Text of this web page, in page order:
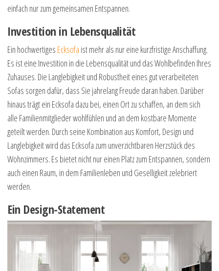
einfach nur zum gemeinsamen Entspannen.
Investition in Lebensqualität
Ein hochwertiges Ecksofa ist mehr als nur eine kurzfristige Anschaffung.
Es ist eine Investition in die Lebensqualität und das Wohlbefinden Ihres
Zuhauses. Die Langlebigkeit und Robustheit eines gut verarbeiteten
Sofas sorgen dafür, dass Sie jahrelang Freude daran haben. Darüber
hinaus trägt ein Ecksofa dazu bei, einen Ort zu schaffen, an dem sich
alle Familienmitglieder wohlfühlen und an dem kostbare Momente
geteilt werden. Durch seine Kombination aus Komfort, Design und
Langlebigkeit wird das Ecksofa zum unverzichtbaren Herzstück des
Wohnzimmers. Es bietet nicht nur einen Platz zum Entspannen, sondern
auch einen Raum, in dem Familienleben und Geselligkeit zelebriert
werden.
Ein Design-Statement